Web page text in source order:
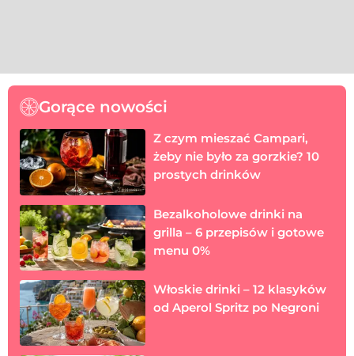
Gorące nowości
Z czym mieszać Campari,
żeby nie było za gorzkie? 10
prostych drinków
Bezalkoholowe drinki na
grilla – 6 przepisów i gotowe
menu 0%
Włoskie drinki – 12 klasyków
od Aperol Spritz po Negroni